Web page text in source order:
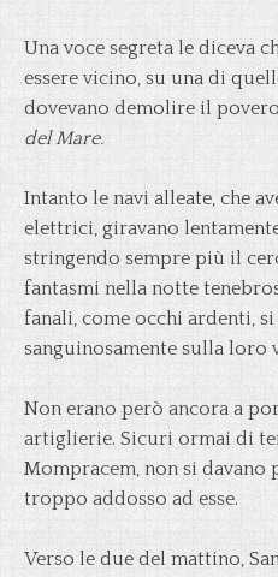
Una voce segreta le diceva
essere vicino, su una di
dovevano demolire il
del Mare.
Intanto le navi alleate, che
elettrici, giravano
stringendo sempre più il
fantasmi nella notte
fanali, come occhi ardenti, si
sanguinosamente sulla loro
Non erano però ancora a
artiglierie. Sicuri ormai di
Mompracem, non si
troppo addosso ad esse.
Verso le due del mattino,